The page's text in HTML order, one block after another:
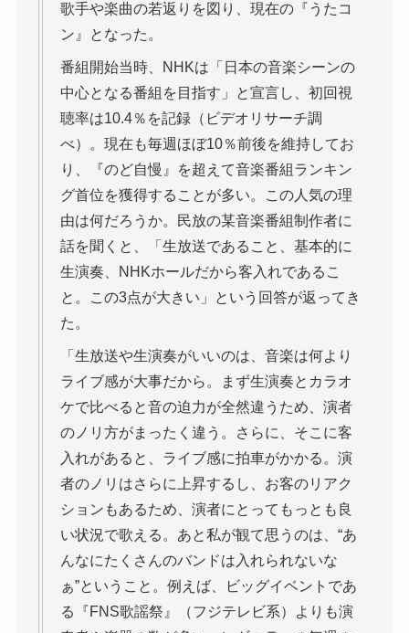
歌手や楽曲の若返りを図り、現在の『うたコ
ン』となった。
番組開始当時、NHKは「日本の音楽シーンの
中心となる番組を目指す」と宣言し、初回視
聴率は10.4％を記録（ビデオリサーチ調
べ）。現在も毎週ほぼ10％前後を維持してお
り、『のど自慢』を超えて音楽番組ランキン
グ首位を獲得することが多い。この人気の理
由は何だろうか。民放の某音楽番組制作者に
話を聞くと、「生放送であること、基本的に
生演奏、NHKホールだから客入れであるこ
と。この3点が大きい」という回答が返ってき
た。
「生放送や生演奏がいいのは、音楽は何より
ライブ感が大事だから。まず生演奏とカラオ
ケで比べると音の迫力が全然違うため、演者
のノリ方がまったく違う。さらに、そこに客
入れがあると、ライブ感に拍車がかかる。演
者のノリはさらに上昇するし、お客のリアク
ションもあるため、演者にとってもっとも良
い状況で歌える。あと私が観て思うのは、“あ
んなにたくさんのバンドは入れられないな
ぁ”ということ。例えば、ビッグイベントであ
る『FNS歌謡祭』（フジテレビ系）よりも演